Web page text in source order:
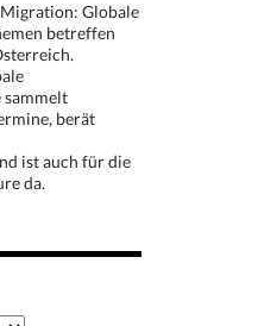
Globale
betreffen
sammelt
berät
ist auch für die
da.